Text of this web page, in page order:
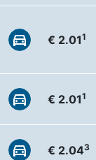
€ 2.011
€ 2.011
€ 2.043